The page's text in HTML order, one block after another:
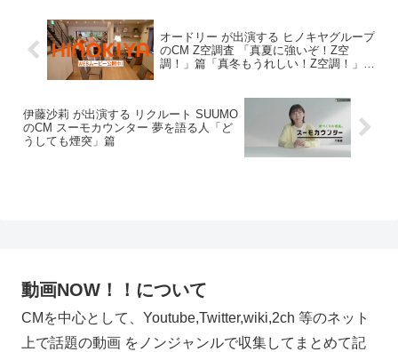
オードリー が出演する ヒノキヤグループ
のCM Z空調査 「真夏に強いぞ！Z空
調！」篇「真冬もうれしい！Z空調！」篇
伊藤沙莉 が出演する リクルート SUUMO
のCM スーモカウンター 夢を語る人「ど
うしても煙突」篇
動画NOW！！について
CMを中心として、Youtube,Twitter,wiki,2ch 等のネット
上で話題の動画 をノンジャンルで収集してまとめて記